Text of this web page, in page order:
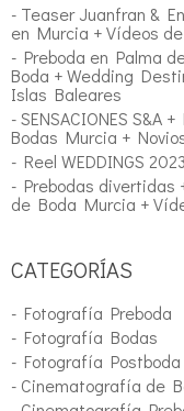
- Teaser Juanfran &
en Murcia + Vídeos
- Preboda en Palma
Boda + Wedding
Islas Baleares
- SENSACIONES
Bodas Murcia +
- Reel WEDDINGS
- Prebodas divertidas
de Boda Murcia +
CATEGORÍAS
- Fotografía Preboda
- Fotografía Bodas
- Fotografía Postboda
- Cinematografía de